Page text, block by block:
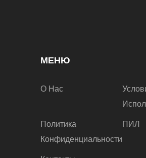
МЕНЮ
О Нас
Политика
Конфиденциальности
ПИЛ